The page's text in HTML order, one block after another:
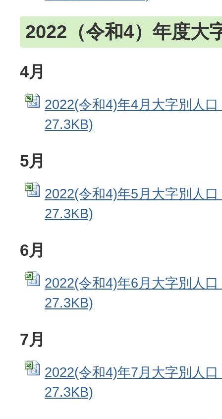
2022（令和4）年度大
4月
2022(令和4)年4月大字別人
27.3KB)
5月
2022(令和4)年5月大字別人
27.3KB)
6月
2022(令和4)年6月大字別人
27.3KB)
7月
2022(令和4)年7月大字別人
27.3KB)